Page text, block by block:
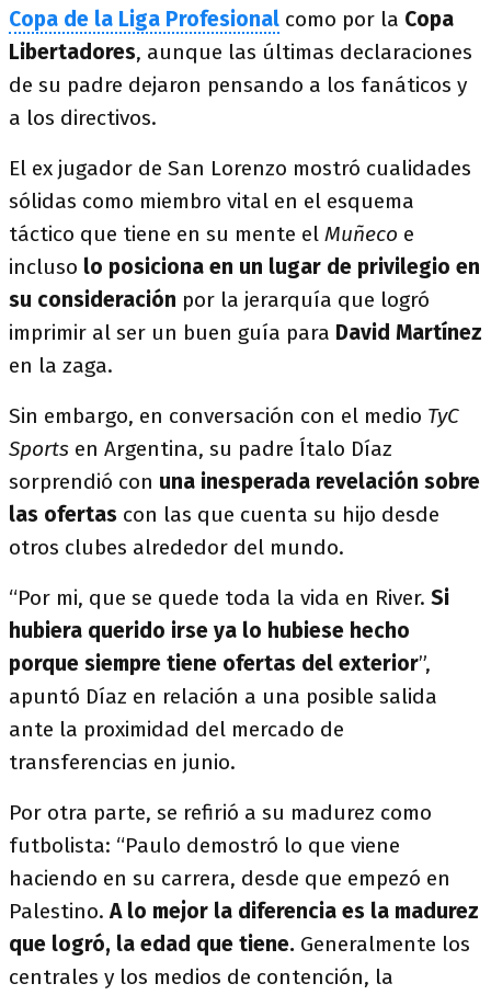
Copa de la Liga Profesional como por la Copa
Libertadores, aunque las últimas declaraciones
de su padre dejaron pensando a los fanáticos y
a los directivos.
El ex jugador de San Lorenzo mostró cualidades
sólidas como miembro vital en el esquema
táctico que tiene en su mente el Muñeco e
incluso lo posiciona en un lugar de privilegio en
su consideración por la jerarquía que logró
imprimir al ser un buen guía para David Martínez
en la zaga.
Sin embargo, en conversación con el medio TyC
Sports en Argentina, su padre Ítalo Díaz
sorprendió con una inesperada revelación sobre
las ofertas con las que cuenta su hijo desde
otros clubes alrededor del mundo.
“Por mi, que se quede toda la vida en River. Si
hubiera querido irse ya lo hubiese hecho
porque siempre tiene ofertas del exterior”,
apuntó Díaz en relación a una posible salida
ante la proximidad del mercado de
transferencias en junio.
Por otra parte, se refirió a su madurez como
futbolista: “Paulo demostró lo que viene
haciendo en su carrera, desde que empezó en
Palestino.A lo mejor la diferencia es la madurez
que logró, la edad que tiene. Generalmente los
centrales y los medios de contención, la